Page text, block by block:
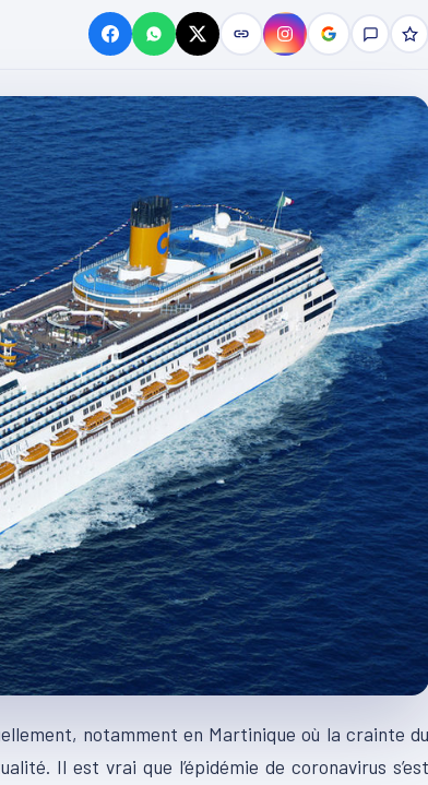
notamment en Martinique où la crainte du
Il est vrai que l’épidémie de coronavirus s’est